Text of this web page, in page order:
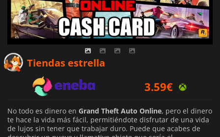
Tiendas estrella
3.59€
3.65€
No todo es dinero en Grand Theft Auto Online, pero el dinero
te hace la vida más fácil, permitiéndote disfrutar de una vida
de lujos sin tener que trabajar duro. Puede que acabes de